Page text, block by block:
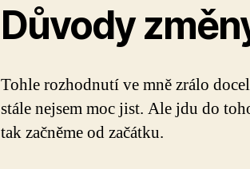
Důvody
Tohle rozhodnutí ve mně zrálo
stále nejsem moc jist. Ale jdu do
tak začněme od začátku.